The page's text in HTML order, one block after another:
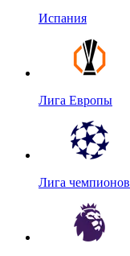
Испания
Лига Европы
Лига чемпионов